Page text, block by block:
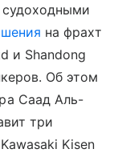
на фрахт
и Shandong
Об этом
Саад Аль-
три
Kisen